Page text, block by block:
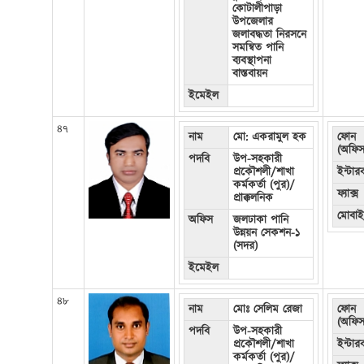
কোটালীপাড়া
উপজেলার
জলাবদ্ধতা নিরসনে
সমন্বিত পানি
ব্যবস্থাপনা
বাস্তবায়ন
ইমেইল
৪৭ নাম
মো: একরামুল হক
পদবি
উপ-সহকারী
প্রকৌশলী/শাখা
কর্মকর্তা (পুর)/
প্রাক্কলনিক
অফিস
জলঢাকা পানি
উন্নয়ন সেকশন-১
(সদর)
ইমেইল
ফোন
ফ্যাক্স
৪৮ নাম
মোঃ সেলিম রেজা
পদবি
উপ-সহকারী
প্রকৌশলী/শাখা
কর্মকর্তা (পুর)/
ফোন